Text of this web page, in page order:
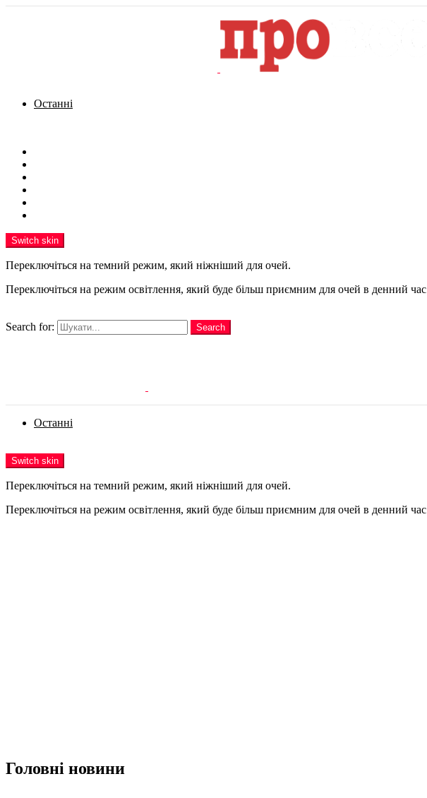
Останні
Switch skin
Переключіться на темний режим, який ніжніший для очей.
Переключіться на режим освітлення, який буде більш приємним для очей в денний
Search for:
Search
Останні
Switch skin
Переключіться на темний режим, який ніжніший для очей.
Переключіться на режим освітлення, який буде більш приємним для очей в денний
Головні новини